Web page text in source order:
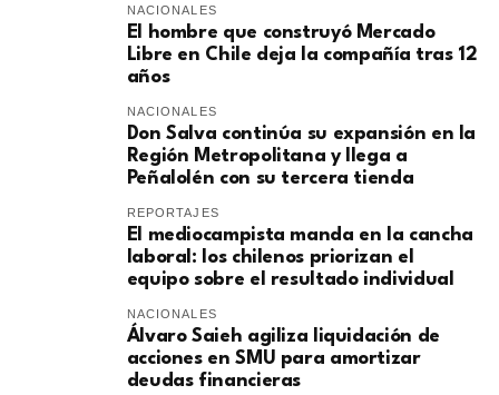
NACIONALES
El hombre que construyó Mercado
Libre en Chile deja la compañía tras 12
años
NACIONALES
Don Salva continúa su expansión en la
Región Metropolitana y llega a
Peñalolén con su tercera tienda
REPORTAJES
El mediocampista manda en la cancha
laboral: los chilenos priorizan el
equipo sobre el resultado individual
NACIONALES
​Álvaro Saieh agiliza liquidación de
acciones en SMU para amortizar
deudas financieras